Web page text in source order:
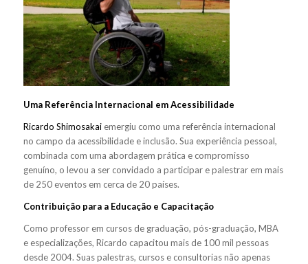
Uma Referência Internacional em Acessibilidade
Ricardo Shimosakaiemergiu como uma referência internacional
no campo da acessibilidade e inclusão. Sua experiência pessoal,
combinada com uma abordagem prática e compromisso
genuíno, o levou a ser convidado a participar e palestrar em mais
de 250 eventos em cerca de 20 países.
Contribuição para a Educação e Capacitação
Como professor em cursos de graduação, pós-graduação, MBA
e especializações, Ricardo capacitou mais de 100 mil pessoas
desde 2004. Suas palestras, cursos e consultorias não apenas